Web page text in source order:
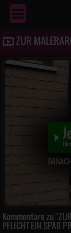
Kommentare zu "ZUR
PFLICHT EIN SPAß